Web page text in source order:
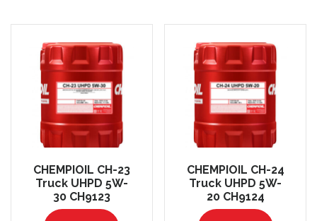
CHEMPIOIL CH-23
Truck UHPD 5W-
30 CH9123
CHEMPIOIL CH-24
Truck UHPD 5W-
20 CH9124